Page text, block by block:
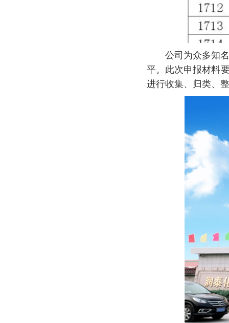
公司为众多知名
平。此次申报材料
进行收集、归类、